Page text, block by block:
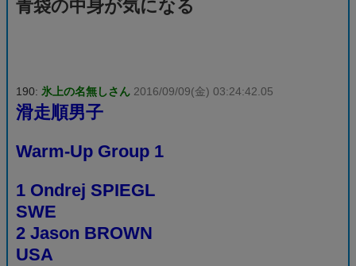
青袋の中身が気になる
190: 氷上の名無しさん 2016/09/09(金) 03:24:42.05
滑走順男子
Warm-Up Group 1
1 Ondrej SPIEGL
SWE
2 Jason BROWN
USA